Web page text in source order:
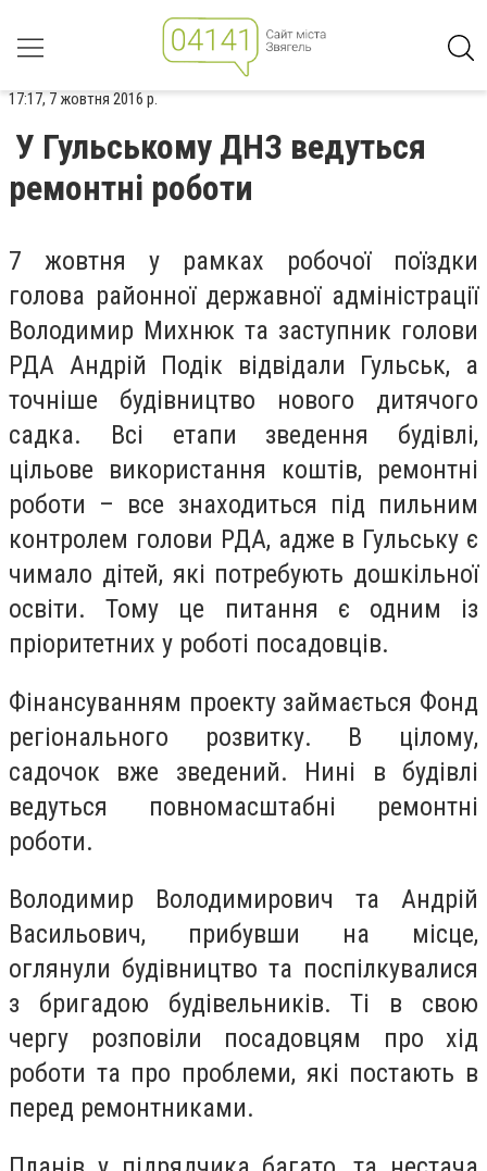
17:17, 7 жовтня 2016 р.
У Гульському ДНЗ ведуться
ремонтні роботи
7 жовтня у рамках робочої поїздки
голова районної державної адміністрації
Володимир Михнюк та заступник голови
РДА Андрій Подік відвідали Гульськ, а
точніше будівництво нового дитячого
садка. Всі етапи зведення будівлі,
цільове використання коштів, ремонтні
роботи – все знаходиться під пильним
контролем голови РДА, адже в Гульську є
чимало дітей, які потребують дошкільної
освіти. Тому це питання є одним із
пріоритетних у роботі посадовців.
Фінансуванням проекту займається Фонд
регіонального розвитку. В цілому,
садочок вже зведений. Нині в будівлі
ведуться повномасштабні ремонтні
роботи.
Володимир Володимирович та Андрій
Васильович, прибувши на місце,
оглянули будівництво та поспілкувалися
з бригадою будівельників. Ті в свою
чергу розповіли посадовцям про хід
роботи та про проблеми, які постають в
перед ремонтниками.